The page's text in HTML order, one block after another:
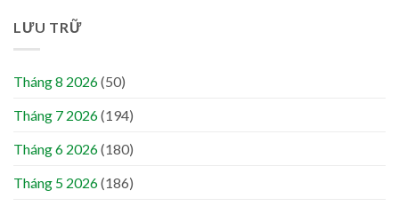
LƯU TRỮ
Tháng 8 2026(50)
Tháng 7 2026(194)
Tháng 6 2026(180)
Tháng 5 2026(186)